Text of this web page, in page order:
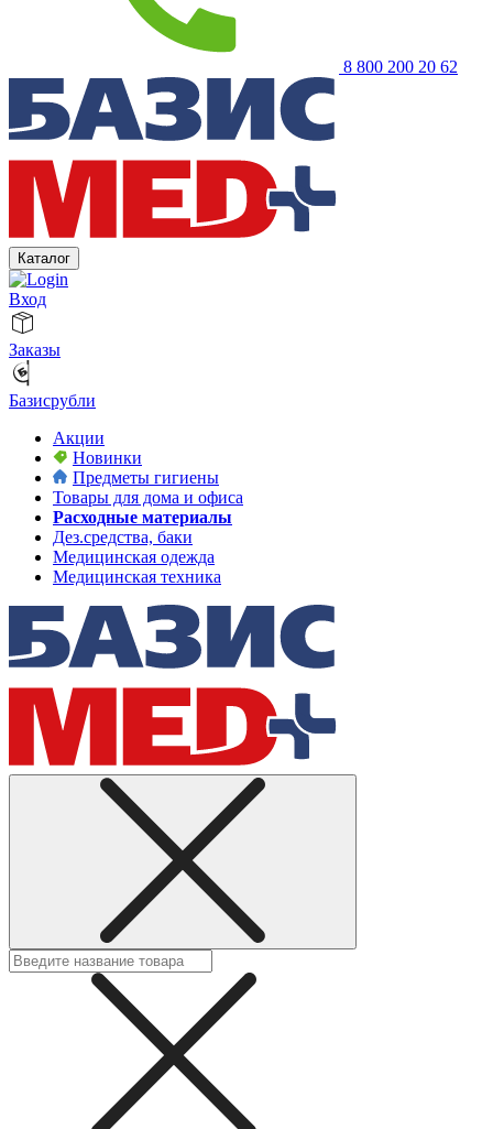
8 800 200 20 62
Каталог
Вход
Заказы
Базисрубли
Акции
Новинки
Предметы гигиены
Товары для дома и офиса
Расходные материалы
Дез.средства, баки
Медицинская одежда
Медицинская техника